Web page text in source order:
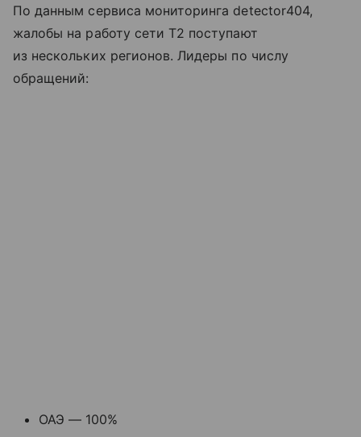
По данным сервиса мониторинга detector404,
жалобы на работу сети T2 поступают
из нескольких регионов. Лидеры по числу
обращений:
ОАЭ — 100%